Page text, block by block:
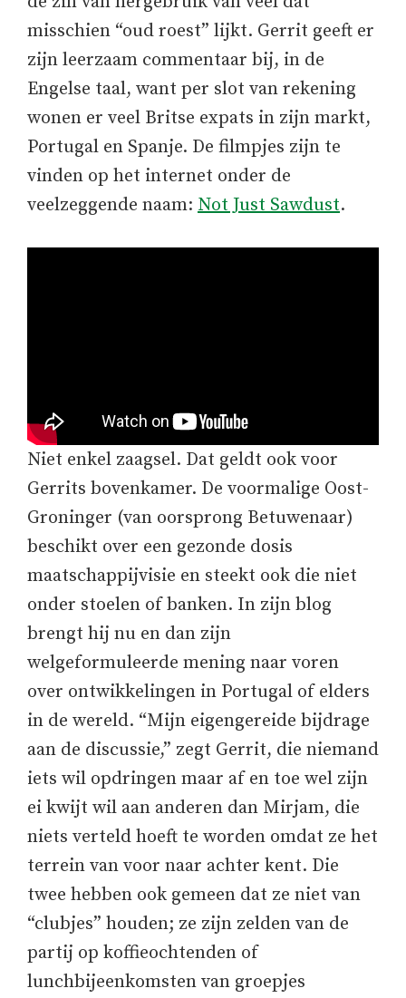
misschien “oud roest” lijkt. Gerrit geeft er
zijn leerzaam commentaar bij, in de
Engelse taal, want per slot van rekening
wonen er veel Britse expats in zijn markt,
Portugal en Spanje. De filmpjes zijn te
vinden op het internet onder de
veelzeggende naam: Not Just Sawdust.
Niet enkel zaagsel. Dat geldt ook voor
Gerrits bovenkamer. De voormalige Oost-
Groninger (van oorsprong Betuwenaar)
beschikt over een gezonde dosis
maatschappijvisie en steekt ook die niet
onder stoelen of banken. In zijn blog
brengt hij nu en dan zijn
welgeformuleerde mening naar voren
over ontwikkelingen in Portugal of elders
in de wereld. “Mijn eigengereide bijdrage
aan de discussie,” zegt Gerrit, die niemand
iets wil opdringen maar af en toe wel zijn
ei kwijt wil aan anderen dan Mirjam, die
niets verteld hoeft te worden omdat ze het
terrein van voor naar achter kent. Die
twee hebben ook gemeen dat ze niet van
“clubjes” houden; ze zijn zelden van de
partij op koffieochtenden of
lunchbijeenkomsten van groepjes